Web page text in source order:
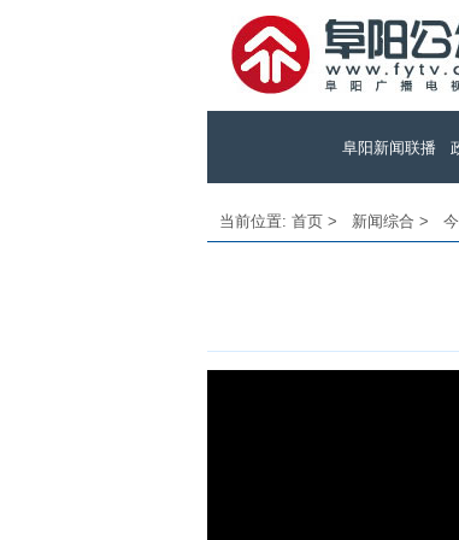
阜阳新闻联播
当前位置: 首页 > 新闻综合 >